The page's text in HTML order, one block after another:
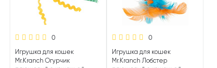
0
Игрушка для кошек
Mr.Kranch Огурчик
0
Игрушка для кошек
Mr.Kranch Лобстер